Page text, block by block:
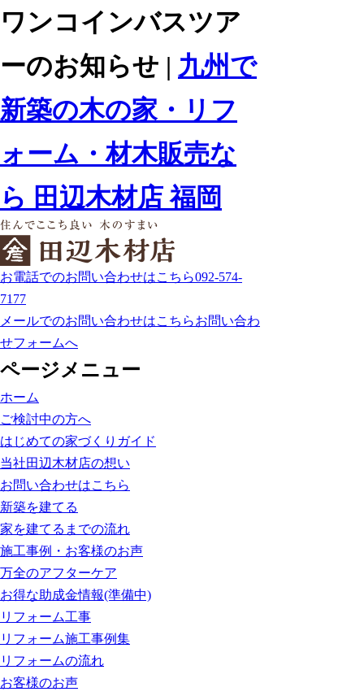
ワンコインバスツア
ーのお知らせ | 九州で
新築の木の家・リフ
ォーム・材木販売な
ら 田辺木材店 福岡
お電話でのお問い合わせはこちら092-574-
7177
メールでのお問い合わせはこちらお問い合わ
せフォームへ
ページメニュー
ホーム
ご検討中の方へ
はじめての家づくりガイド
当社田辺木材店の想い
お問い合わせはこちら
新築を建てる
家を建てるまでの流れ
施工事例・お客様のお声
万全のアフターケア
お得な助成金情報(準備中)
リフォーム工事
リフォーム施工事例集
リフォームの流れ
お客様のお声